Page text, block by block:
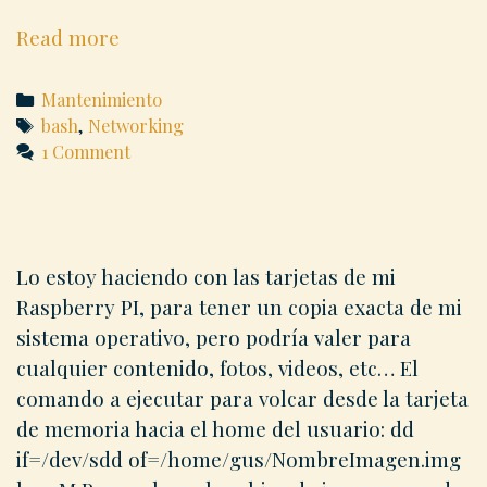
Read more
de
conectividad
en
Categories
Mantenimiento
Tags
bash, Networking
1 Comment
Lo estoy haciendo con las tarjetas de mi
Raspberry PI, para tener un copia exacta de mi
sistema operativo, pero podría valer para
cualquier contenido, fotos, videos, etc… El
comando a ejecutar para volcar desde la tarjeta
de memoria hacia el home del usuario: dd
if=/dev/sdd of=/home/gus/NombreImagen.img